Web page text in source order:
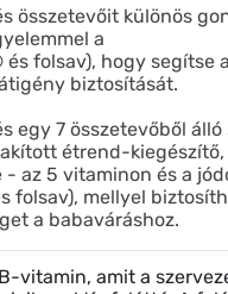
összetevőit különös
a
folsav), hogy segítse
biztosítását.
egy 7 összetevőből
étrend-
az 5 vitaminon és a
folsav), mellyel
a babaváráshoz.
vitamin, amit a